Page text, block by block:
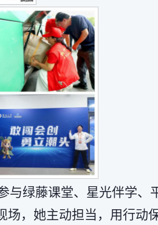
绿藤课堂、星光伴学
，她主动担当，用行动